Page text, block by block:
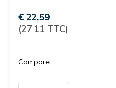
€ 22,59
(27,11 TTC)
Comparer